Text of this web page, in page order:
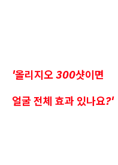
'올리지오 300샷이면
얼굴 전체 효과 있나요?'